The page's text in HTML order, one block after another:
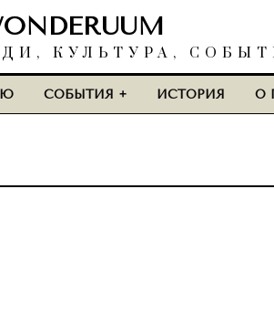
КУЛЬТУРА,
СОБЫТИЯ ИСТОРИЯ О